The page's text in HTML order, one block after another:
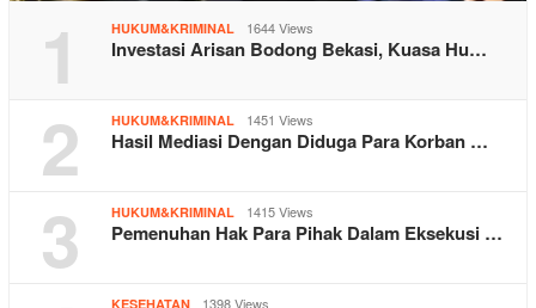
1 HUKUM&KRIMINAL 1644 Views
Investasi Arisan Bodong Bekasi, Kuasa Hu…
2 HUKUM&KRIMINAL 1451 Views
Hasil Mediasi Dengan Diduga Para Korban …
3 HUKUM&KRIMINAL 1415 Views
Pemenuhan Hak Para Pihak Dalam Eksekusi …
KESEHATAN 1398 Views